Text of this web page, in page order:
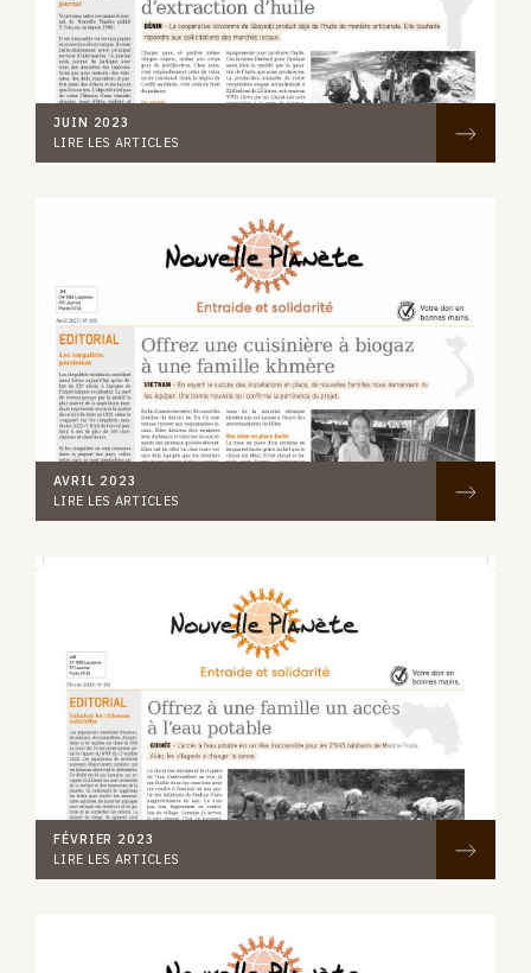
JUIN 2023
LIRE LES ARTICLES
AVRIL 2023
LIRE LES ARTICLES
FÉVRIER 2023
LIRE LES ARTICLES